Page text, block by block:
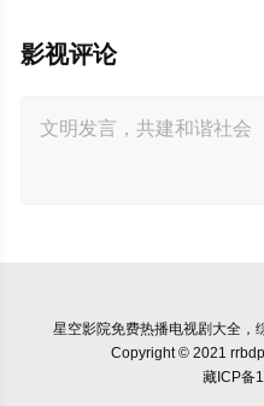
影视评论
星空影院免费热播电视剧大全，
Copyright © 2021
藏ICP备